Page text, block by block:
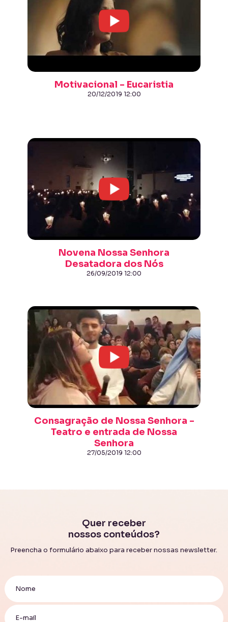
Motivacional - Eucaristia
20/12/2019 12:00
Novena Nossa Senhora
Desatadora dos Nós
26/09/2019 12:00
Consagração de Nossa Senhora -
Teatro e entrada de Nossa
Senhora
27/05/2019 12:00
Quer receber
nossos conteúdos?
Preencha o formulário abaixo para receber nossas newsletter.